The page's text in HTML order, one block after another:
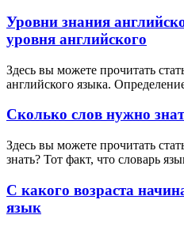
Уровни знания
уровня английского
Здесь вы можете прочитать
английского языка.
Сколько слов нужно
Здесь вы можете прочитать
знать? Тот факт, что словарь
С какого возраста
язык